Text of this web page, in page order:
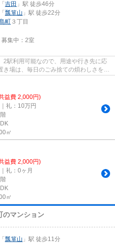
「吉田 」駅 徒歩46分
「瓢箪山 」駅 徒歩22分
町 ３丁目
集中： 2室
2駅利用可能なので、用途や行き先に応
場は、毎日のごみ捨ての煩わしさを軽
益費 2,000円)
礼：10万円
㎡
益費 2,000円)
礼：0ヶ月
㎡
のマンション
「瓢箪山 」駅 徒歩11分